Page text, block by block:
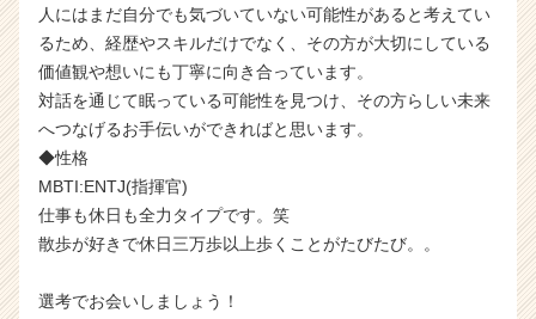
人にはまだ自分でも気づいていない可能性があると考えてい
るため、経歴やスキルだけでなく、その方が大切にしている
価値観や想いにも丁寧に向き合っています。
対話を通じて眠っている可能性を見つけ、その方らしい未来
へつなげるお手伝いができればと思います。
◆性格
MBTI:ENTJ(指揮官)
仕事も休日も全力タイプです。笑
散歩が好きで休日三万歩以上歩くことがたびたび。。
選考でお会いしましょう！